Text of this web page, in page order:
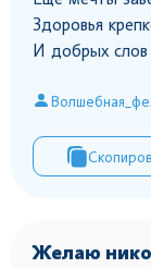
Здоровья
И добрых слов
Желаю